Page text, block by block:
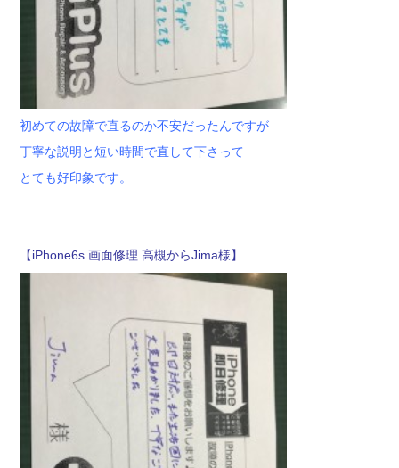
初めての故障で直るのか不安だったんですが
丁寧な説明と短い時間で直して下さって
とても好印象です。
【iPhone6s 画面修理 高槻からJima様】